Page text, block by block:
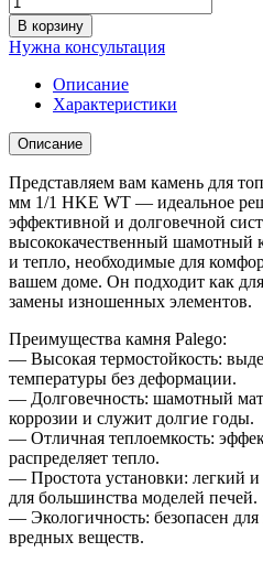
товара
Камень
для
топок
Palego
целый
178x124x89
мм
1/1
HKE
WT
В корзину
Нужна консультация
Описание
Характеристики
Описание
Представляем вам камень для
мм 1/1 HKE WT — идеальное
эффективной и долговечной
высококачественный шамотный
и тепло, необходимые для
вашем доме. Он подходит как
замены изношенных элементов.
Преимущества камня Palego:
— Высокая термостойкость:
температуры без деформации.
— Долговечность: шамотный
коррозии и служит долгие годы.
— Отличная теплоемкость:
распределяет тепло.
— Простота установки: легкий
для большинства моделей печей.
— Экологичность: безопасен для
вредных веществ.